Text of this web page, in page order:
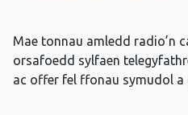
Mae tonnau amledd radio’n
orsafoedd sylfaen
ac offer fel ffonau symudol a